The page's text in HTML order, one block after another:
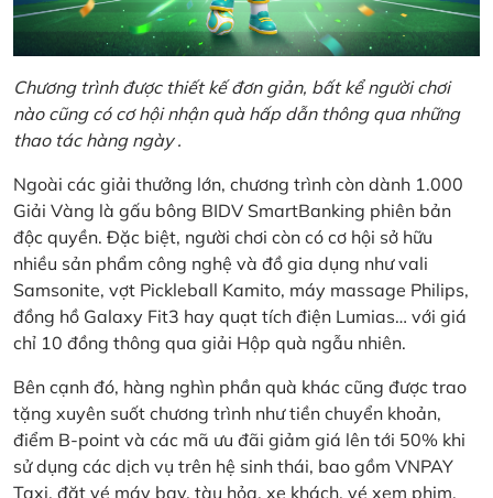
Chương trình được thiết kế đơn giản, bất kể người chơi
nào cũng có cơ hội nhận quà hấp dẫn thông qua những
thao tác hàng ngày .
Ngoài các giải thưởng lớn, chương trình còn dành 1.000
Giải Vàng là gấu bông BIDV SmartBanking phiên bản
độc quyền. Đặc biệt, người chơi còn có cơ hội sở hữu
nhiều sản phẩm công nghệ và đồ gia dụng như vali
Samsonite, vợt Pickleball Kamito, máy massage Philips,
đồng hồ Galaxy Fit3 hay quạt tích điện Lumias… với giá
chỉ 10 đồng thông qua giải Hộp quà ngẫu nhiên.
Bên cạnh đó, hàng nghìn phần quà khác cũng được trao
tặng xuyên suốt chương trình như tiền chuyển khoản,
điểm B-point và các mã ưu đãi giảm giá lên tới 50% khi
sử dụng các dịch vụ trên hệ sinh thái, bao gồm VNPAY
Taxi, đặt vé máy bay, tàu hỏa, xe khách, vé xem phim,